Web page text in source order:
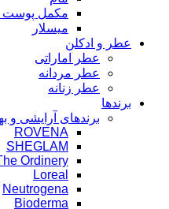
مکمل پوست
میسلار
عطر و ادکلن
عطر اماراتی
عطر مردانه
عطر زنانه
برندها
برندهای آرایشی و
ROVENA
SHEGLAM
Ordinery
Loreal
Neutrogena
Bioderma